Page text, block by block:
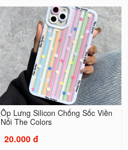
Ốp Lưng Silicon Chống Sốc Viền
Nổi The Colors
20.000 đ